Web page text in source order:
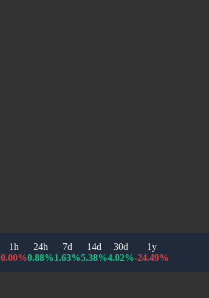
1h
0.00%
24h
0.88%
7d
1.63%
14d
5.38%
30d
4.02%
1y
-24.49%